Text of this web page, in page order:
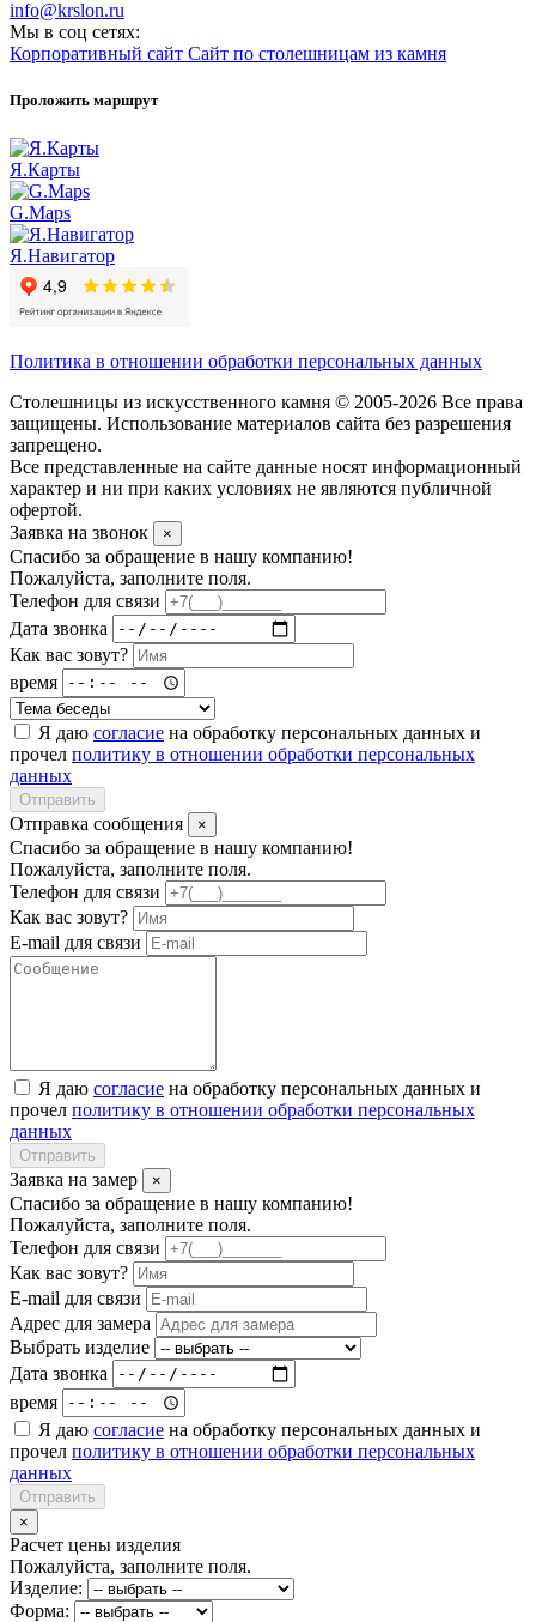
info@krslon.ru
Мы в соц сетях:
Корпоративный сайт Сайт по столешницам из камня
Проложить маршрут
Я.Карты
G.Maps
Я.Навигатор
Политика в отношении обработки персональных данных
Столешницы из искусственного камня © 2005-2026 Все права
защищены. Использование материалов сайта без разрешения
запрещено.
Все представленные на сайте данные носят информационный
характер и ни при каких условиях не являются публичной
офертой.
Заявка на звонок
×
Спасибо за обращение в нашу компанию!
Пожалуйста, заполните поля.
Телефон для связи
Дата звонка
Как вас зовут?
время
Я даю согласие на обработку персональных данных и
прочел политику в отношении обработки персональных
данных
Отправить
Отправка сообщения ×
Спасибо за обращение в нашу компанию!
Пожалуйста, заполните поля.
Телефон для связи
Как вас зовут?
E-mail для связи
Я даю согласие на обработку персональных данных и
прочел политику в отношении обработки персональных
данных
Отправить
Заявка на замер ×
Спасибо за обращение в нашу компанию!
Пожалуйста, заполните поля.
Телефон для связи
Как вас зовут?
E-mail для связи
Адрес для замера
Выбрать изделие
Дата звонка
время
Я даю согласие на обработку персональных данных и
прочел политику в отношении обработки персональных
данных
Отправить
×
Расчет цены изделия
Пожалуйста, заполните поля.
Изделие:
Форма: